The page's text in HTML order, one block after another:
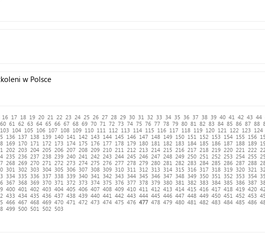
w Polsce
16 17 18 19 20 21 22 23 24 25 26 27 28 29 30 31 32 33 34 35 36 37 38 39 40 41 42 43 44
60 61 62 63 64 65 66 67 68 69 70 71 72 73 74 75 76 77 78 79 80 81 82 83 84 85 86 87 88
103 104 105 106 107 108 109 110 111 112 113 114 115 116 117 118 119 120 121 122 123
124
136 137 138 139 140 141 142 143 144 145 146 147 148 149 150 151 152 153 154 155 156
169 170 171 172 173 174 175 176 177 178 179 180 181 182 183 184 185 186 187 188 189
202 203 204 205 206 207 208 209 210 211 212 213 214 215 216 217 218 219 220 221 222
235 236 237 238 239 240 241 242 243 244 245 246 247 248 249 250 251 252 253 254 255
268 269 270 271 272 273 274 275 276 277 278 279 280 281 282 283 284 285 286 287 288
301 302 303 304 305 306 307 308 309 310 311 312 313 314 315 316 317 318 319 320 321
334 335 336 337 338 339 340 341 342 343 344 345 346 347 348 349 350 351 352 353 354
367 368 369 370 371 372 373 374 375 376 377 378 379 380 381 382 383 384 385 386 387
400 401 402 403 404 405 406 407 408 409 410 411 412 413 414 415 416 417 418 419 420
433 434 435 436 437 438 439 440 441 442 443 444 445 446 447 448 449 450 451 452 453
466 467 468 469 470 471 472 473 474 475 476 477 478 479 480 481 482 483 484 485 486
499 500 501 502 503